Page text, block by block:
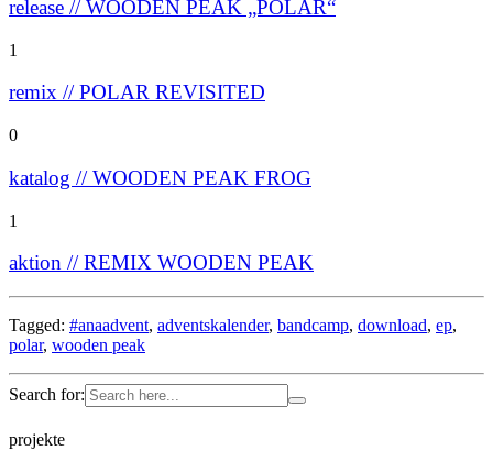
release // WOODEN PEAK „POLAR“
1
remix // POLAR REVISITED
0
katalog // WOODEN PEAK FROG
1
aktion // REMIX WOODEN PEAK
Tagged: #anaadvent, adventskalender, bandcamp, download, ep,
polar, wooden peak
Search for:
projekte